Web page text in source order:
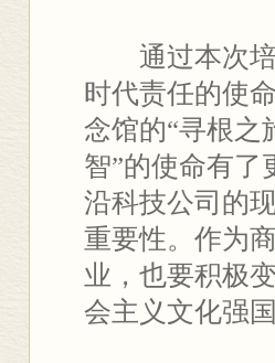
通过本次
时代责任的使
念馆的“寻根之
智”的使命有了
沿科技公司的
重要性。作为
业，也要积极
会主义文化强